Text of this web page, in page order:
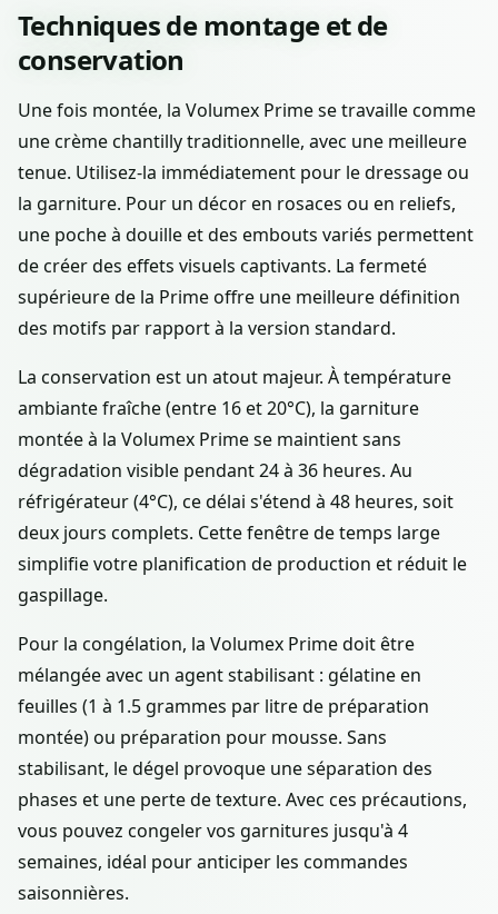
Techniques de montage et de
conservation
Une fois montée, la Volumex Prime se travaille comme
une crème chantilly traditionnelle, avec une meilleure
tenue. Utilisez-la immédiatement pour le dressage ou
la garniture. Pour un décor en rosaces ou en reliefs,
une poche à douille et des embouts variés permettent
de créer des effets visuels captivants. La fermeté
supérieure de la Prime offre une meilleure définition
des motifs par rapport à la version standard.
La conservation est un atout majeur. À température
ambiante fraîche (entre 16 et 20°C), la garniture
montée à la Volumex Prime se maintient sans
dégradation visible pendant 24 à 36 heures. Au
réfrigérateur (4°C), ce délai s'étend à 48 heures, soit
deux jours complets. Cette fenêtre de temps large
simplifie votre planification de production et réduit le
gaspillage.
Pour la congélation, la Volumex Prime doit être
mélangée avec un agent stabilisant : gélatine en
feuilles (1 à 1.5 grammes par litre de préparation
montée) ou préparation pour mousse. Sans
stabilisant, le dégel provoque une séparation des
phases et une perte de texture. Avec ces précautions,
vous pouvez congeler vos garnitures jusqu'à 4
semaines, idéal pour anticiper les commandes
saisonnières.